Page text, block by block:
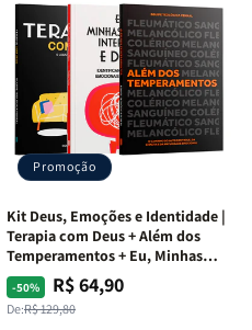
de
Guerra
Livro
+
Devocional
de
Guerra
|
Livro
+
Devocional
Promoção
Kit Deus, Emoções e Identidade |
Terapia com Deus + Além dos
Temperamentos + Eu, Minhas
Feridas e Deus
-50%
Preço
normal
De:R$ 129,80
Preço
promocional
R$ 64,90